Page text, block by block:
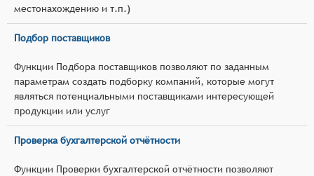
местонахождению и т.п.)
Подбор поставщиков
Функции Подбора поставщиков позволяют по заданным
параметрам создать подборку компаний, которые могут
являться потенциальными поставщиками интересующей
продукции или услуг
Проверка бухгалтерской отчётности
Функции Проверки бухгалтерской отчётности позволяют